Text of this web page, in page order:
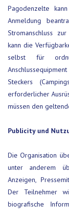
Pagodenzelte
Anmeldung
Stromanschluss
kann die
selbst für
Steckers
erforderlicher
müssen den
Publicity und
Die Organisation
unter anderem
Anzeigen,
Der Teilnehmer
biografische